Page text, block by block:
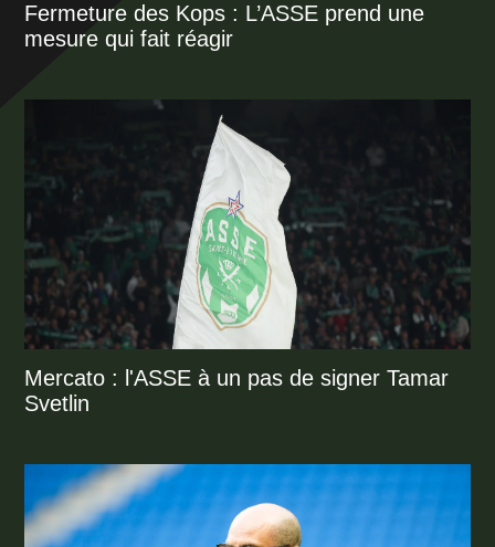
Fermeture des Kops : L’ASSE prend une
mesure qui fait réagir
Mercato : l'ASSE à un pas de signer Tamar
Svetlin